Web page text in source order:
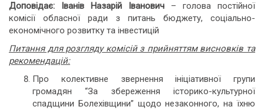
Доповідає: Іванів Назарій Іванович – голова постійної
комісії обласної ради з питань бюджету, соціально-
економічного розвитку та інвестицій
Питання для розгляду комісій з прийняттям висновків та
рекомендацій:
Про колективне звернення ініціативної групи
громадян “За збереження історико-культурної
спадщини Болехівщини” щодо незаконного, на їхню